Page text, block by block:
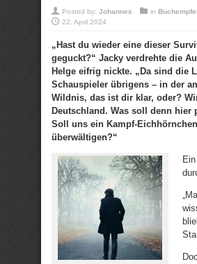
Posted by: Johannes in
22. April 2024
„Hast du wieder eine dieser
geguckt?“ Jacky verdrehte die
Helge eifrig nickte. „Da sind die
Schauspieler übrigens – in der
Wildnis, das ist dir klar, oder?
Deutschland. Was soll denn hier
Soll uns ein Kampf-Eichhörnchen
überwältigen?“